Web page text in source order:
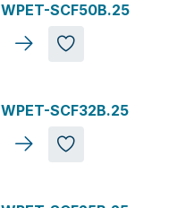
WPET-SCF50B.25
WPET-SCF32B.25